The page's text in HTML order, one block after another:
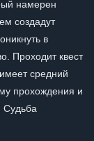
намерен
создадут
в
Проходит квест
средний
прохождения и
Судьба